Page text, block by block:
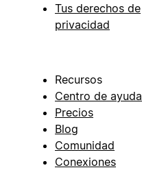
Tus derechos de
privacidad
Recursos
Centro de ayuda
Precios
Blog
Comunidad
Conexiones